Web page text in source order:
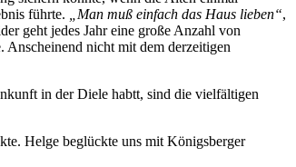
führte. „Man muß einfach das Haus lieben“,
geht jedes Jahr eine große Anzahl von
Anscheinend nicht mit dem derzeitigen
in der Diele habtt, sind die vielfältigen
Helge beglückte uns mit Königsberger